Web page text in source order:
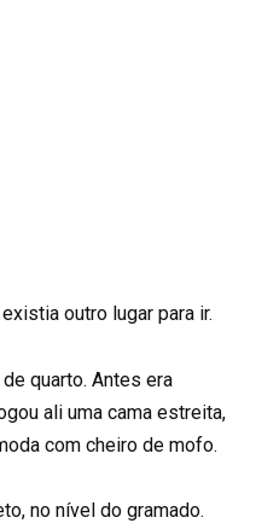
outro lugar para ir.
quarto. Antes era
ali uma cama estreita,
com cheiro de mofo.
no nível do gramado.